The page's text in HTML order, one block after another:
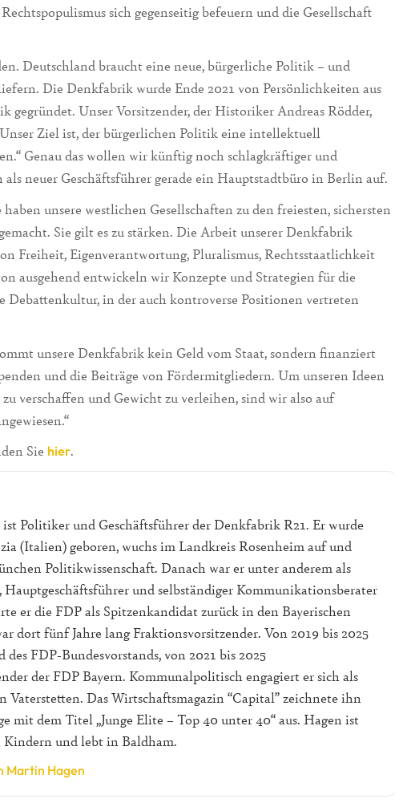
sich gegenseitig befeuern und die Gesellschaft
Deutschland braucht eine neue, bürgerliche Politik – und
Die Denkfabrik wurde Ende 2021 von Persönlichkeiten aus
gegründet. Unser Vorsitzender, der Historiker Andreas Rödder,
Ziel ist, der bürgerlichen Politik eine intellektuell
Genau das wollen wir künftig noch schlagkräftiger und
neuer Geschäftsführer gerade ein Hauptstadtbüro in Berlin auf.
unsere westlichen Gesellschaften zu den freiesten, sichersten
Sie gilt es zu stärken. Die Arbeit unserer Denkfabrik
Freiheit, Eigenverantwortung, Pluralismus, Rechtsstaatlichkeit
ausgehend entwickeln wir Konzepte und Strategien für die
in der auch kontroverse Positionen vertreten
unsere Denkfabrik kein Geld vom Staat, sondern finanziert
und die Beiträge von Fördermitgliedern. Um unseren Ideen
verschaffen und Gewicht zu verleihen, sind wir also auf
Sie hier.
Politiker und Geschäftsführer der Denkfabrik R21. Er wurde
(Italien) geboren, wuchs im Landkreis Rosenheim auf und
Politikwissenschaft. Danach war er unter anderem als
Hauptgeschäftsführer und selbständiger Kommunikationsberater
er die FDP als Spitzenkandidat zurück in den Bayerischen
dort fünf Jahre lang Fraktionsvorsitzender. Von 2019 bis 2025
FDP-Bundesvorstands, von 2021 bis 2025
der FDP Bayern. Kommunalpolitisch engagiert er sich als
Vaterstetten. Das Wirtschaftsmagazin “Capital” zeichnete ihn
mit dem Titel „Junge Elite – Top 40 unter 40“ aus. Hagen ist
Kindern und lebt in Baldham.
Martin Hagen